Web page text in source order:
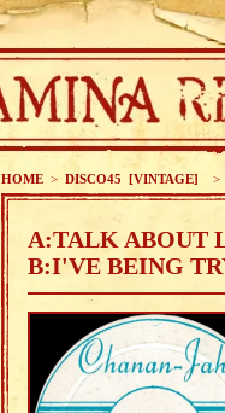
HOME > DISCO45 [VINTAGE] >
A:TALK ABOUT
B:I'VE BEING